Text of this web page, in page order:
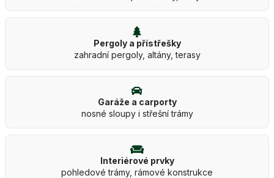
Pergoly a přístřešky
zahradní pergoly, altány, terasy
Garáže a carporty
nosné sloupy i střešní trámy
Interiérové prvky
pohledové trámy, rámové konstrukce